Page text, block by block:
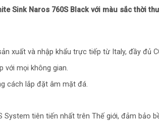
Sink Naros 760S Black với màu sắc thời
xuất và nhập khẩu trực tiếp từ Italy, đầy đủ
với mọi không gian.
cách lắp đặt âm mặt đá.
System tiên tiến nhất trên Thế giới, đảm bảo